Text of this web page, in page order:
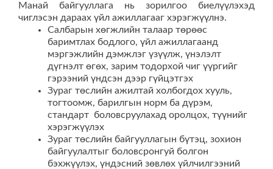
Манай байгууллага нь зорилгоо биелүүлэхэд
чиглэсэн дараах үйл ажиллагааг хэрэгжүүлнэ.
Салбарын хөгжлийн талаар төрөөс
баримтлах бодлого, үйл ажиллагаанд
мэргэжлийн дэмжлэг үзүүлж, үнэлэлт
дүгнэлт өгөх, зарим тодорхой чиг үүргийг
гэрээний үндсэн дээр гүйцэтгэх
Зураг төслийн ажилтай холбогдох хууль,
тогтоомж, барилгын норм ба дүрэм,
стандарт боловсруулахад оролцох, түүнийг
хэрэгжүүлэх
Зураг төслийн байгууллагын бүтэц, зохион
байгуулалтыг боловсронгуй болгон
бэхжүүлэх, үндэсний зөвлөх үйлчилгээний